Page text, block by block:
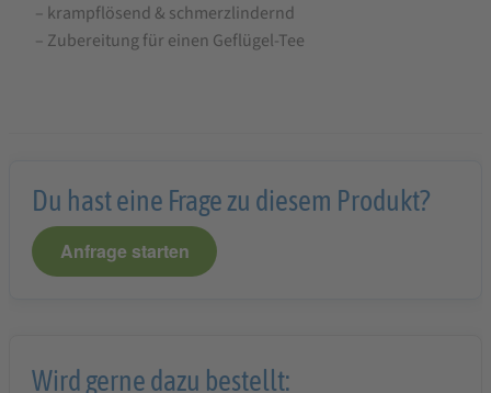
– krampflösend & schmerzlindernd
– Zubereitung für einen Geflügel-Tee
Du hast eine Frage zu diesem Produkt?
Anfrage starten
Wird gerne dazu bestellt: